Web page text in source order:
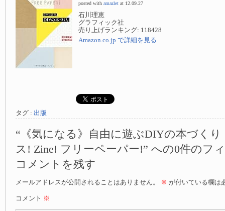
posted with amazlet at 12.09.27
石川理恵
グラフィック社
売り上げランキング: 118428
Amazon.co.jp で詳細を見る
タグ : 出版
“《気になる》自由に遊ぶDIYの本づく
ス! Zine! フリーペーパー!” への0件のフ
コメントを残す
メールアドレスが公開されることはありません。 ※ が付いている欄は
コメント ※